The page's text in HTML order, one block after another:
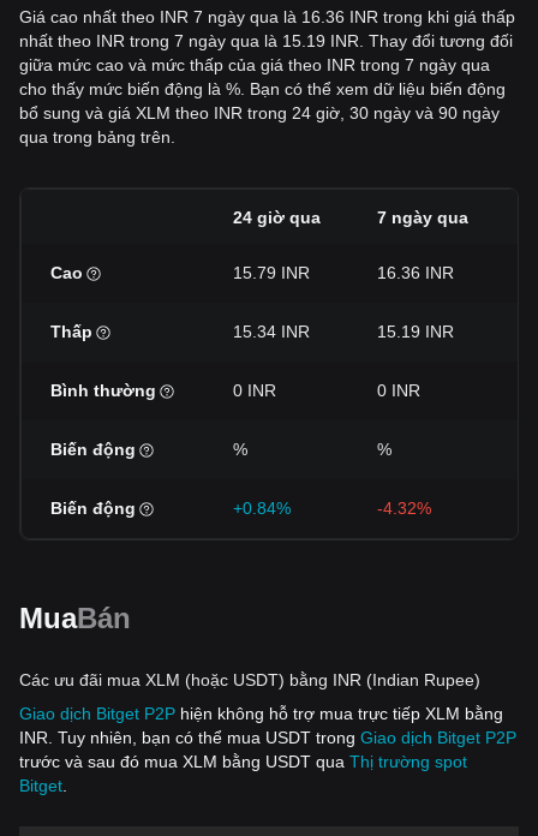
Giá cao nhất theo INR 7 ngày qua là 16.36 INR trong khi giá thấp
nhất theo INR trong 7 ngày qua là 15.19 INR. Thay đổi tương đối
giữa mức cao và mức thấp của giá theo INR trong 7 ngày qua
cho thấy mức biến động là %. Bạn có thể xem dữ liệu biến động
bổ sung và giá XLM theo INR trong 24 giờ, 30 ngày và 90 ngày
qua trong bảng trên.
24 giờ qua 7 ngày qua
Cao 15.79 INR 16.36 INR
Thấp 15.34 INR 15.19 INR
Bình thường 0 INR 0 INR
Biến động % %
Biến động +0.84% -4.32%
MuaBán
Các ưu đãi mua XLM (hoặc USDT) bằng INR (Indian Rupee)
Giao dịch Bitget P2P hiện không hỗ trợ mua trực tiếp XLM bằng
INR. Tuy nhiên, bạn có thể mua USDT trong Giao dịch Bitget P2P
trước và sau đó mua XLM bằng USDT qua Thị trường spot
Bitget